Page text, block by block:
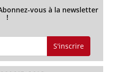
vous à la newsletter
!
S'inscrire